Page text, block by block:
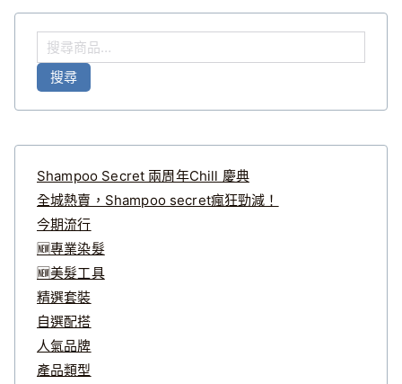
搜
尋
搜尋
Shampoo Secret 兩周年Chill 慶典
全城熱賣，Shampoo secret瘋狂勁減！
今期流行
🆕專業染髮
🆕美髮工具
精選套裝
自選配搭
人氣品牌
產品類型